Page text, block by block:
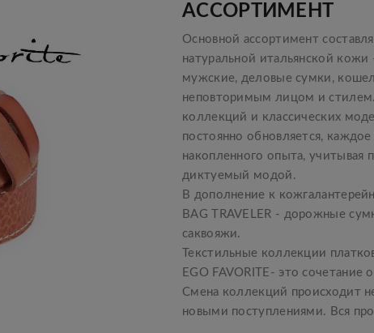
АССОРТИМЕНТ
Основной ассортимент
натуральной итальянской
мужские, деловые сумки,
неповторимым лицом и
коллекций и классических
постоянно обновляется,
накопленного опыта, учитывая
диктуемый модой.
В дополнение к
BAG TRAVELER - дорожные
саквояжи.
Текстильные коллекции
EGO FAVORITE- это сочетание
Смена коллекций происходит
новыми поступлениями. Вся